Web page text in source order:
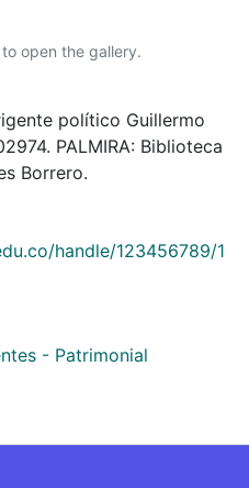
open the gallery.
político Guillermo
PALMIRA: Biblioteca
Borrero.
handle/123456789/1
- Patrimonial